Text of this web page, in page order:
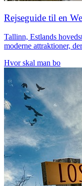
Rejseguide til en
Tallinn, Estlands
moderne attraktioner,
Hvor skal man bo